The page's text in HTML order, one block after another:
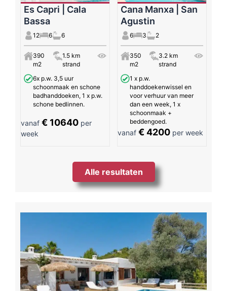
Es Capri | Cala
Bassa
12 6 6
390
m2
1.5 km
strand
6x p.w. 3,5 uur
schoonmaak en schone
badhanddoeken, 1 x p.w.
schone bedlinnen.
vanaf € 10640 per
week
Cana Manxa | San
Agustin
6 3 2
350
m2
3.2 km
strand
1 x p.w.
handdoekenwissel en
voor verhuur van meer
dan een week, 1 x
schoonmaak +
beddengoed.
vanaf€ 4200 per week
Alle resultaten